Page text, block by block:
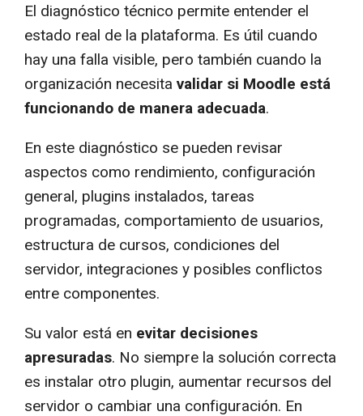
El diagnóstico técnico permite entender el
estado real de la plataforma. Es útil cuando
hay una falla visible, pero también cuando la
organización necesita validar si Moodle está
funcionando de manera adecuada.
En este diagnóstico se pueden revisar
aspectos como rendimiento, configuración
general, plugins instalados, tareas
programadas, comportamiento de usuarios,
estructura de cursos, condiciones del
servidor, integraciones y posibles conflictos
entre componentes.
Su valor está en evitar decisiones
apresuradas. No siempre la solución correcta
es instalar otro plugin, aumentar recursos del
servidor o cambiar una configuración. En